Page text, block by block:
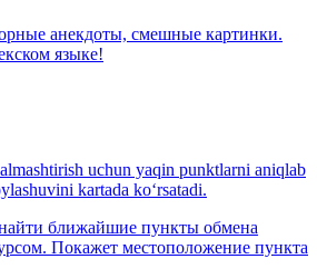
анекдоты, смешные картинки.
языке!
uchun yaqin punktlarni aniqlab
kartada ko‘rsatadi.
ближайшие пункты обмена
Покажет местоположение пункта